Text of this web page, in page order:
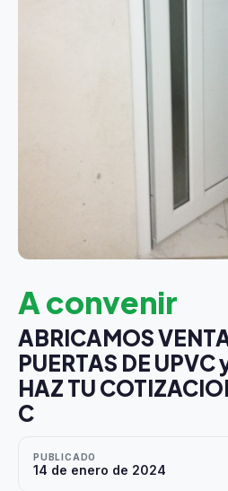
A convenir
ABRICAMOS
PUERTAS DE UPVC
HAZ TU
C
PUBLICADO
14 de enero de 2024